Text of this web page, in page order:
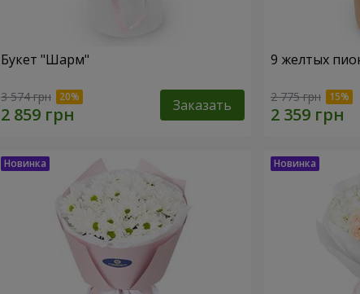
Букет "Шарм"
3 574 грн Заказать
9 желтых
2 775 грн